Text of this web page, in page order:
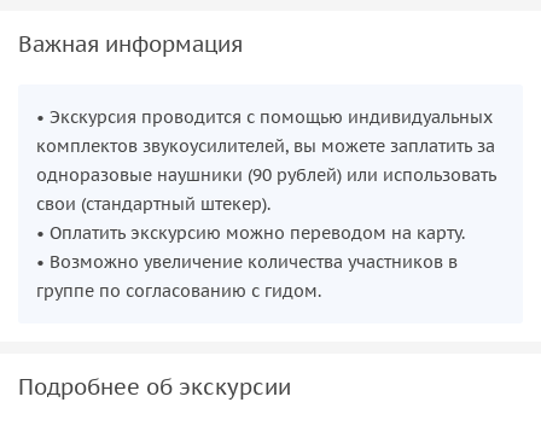
Важная информация
• Экскурсия проводится с помощью индивидуальных
комплектов звукоусилителей, вы можете заплатить за
одноразовые наушники (90 рублей) или использовать
свои (стандартный штекер).
• Оплатить экскурсию можно переводом на карту.
• Возможно увеличение количества участников в
группе по согласованию с гидом.
Подробнее об экскурсии